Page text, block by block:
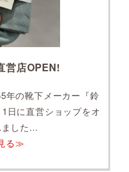
営店OPEN!
年の靴下メーカー『鈴
日に直営ショップをオ
した...
る≫